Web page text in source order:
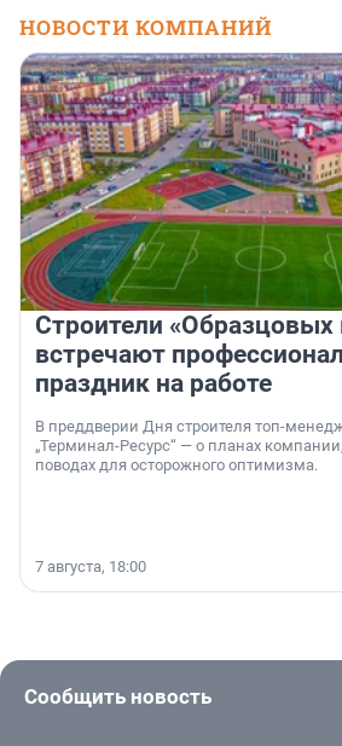
НОВОСТИ КОМПАНИЙ
Строители «Образцовых
встречают
праздник на работе
В преддверии Дня строителя топ-
„Терминал-Ресурс“ — о планах
поводах для осторожного оптимизма.
7 августа, 18:00
Сообщить новость